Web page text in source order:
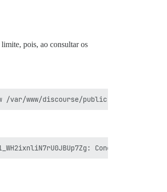
pois, ao consultar os